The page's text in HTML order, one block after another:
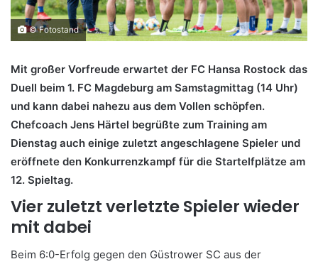
© Fotostand
Mit großer Vorfreude erwartet der FC Hansa Rostock das
Duell beim 1. FC Magdeburg am Samstagmittag (14 Uhr)
und kann dabei nahezu aus dem Vollen schöpfen.
Chefcoach Jens Härtel begrüßte zum Training am
Dienstag auch einige zuletzt angeschlagene Spieler und
eröffnete den Konkurrenzkampf für die Startelfplätze am
12. Spieltag.
Vier zuletzt verletzte Spieler wieder
mit dabei
Beim 6:0-Erfolg gegen den Güstrower SC aus der